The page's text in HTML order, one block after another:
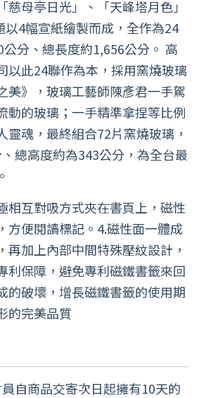
慈母亭日光」、「天峰塔月色」
以4幅宣紙繪製而成，全作為24
分、總長度約1,656公分。 高
以此24聯作為本，採用窯燒玻璃
美》，玻璃工藝師陳彥君一手駕
動的玻璃；一手精準拿捏等比例
靈魂，最終組合72片窯燒玻璃，
總高度約為343公分，為全台最
相互對吸方式夾在書頁上，磁性
方便閱讀標記。4.磁性面一體成
再加上內部中間特殊壓紋設計，
利保障，避免專利磁鐵書籤來回
的破壞，增長磁鐵書籤的使用期
的完美品質
自商品交寄次日起擁有10天的